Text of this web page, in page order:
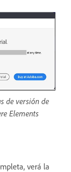
de versión de
Elements
verá la